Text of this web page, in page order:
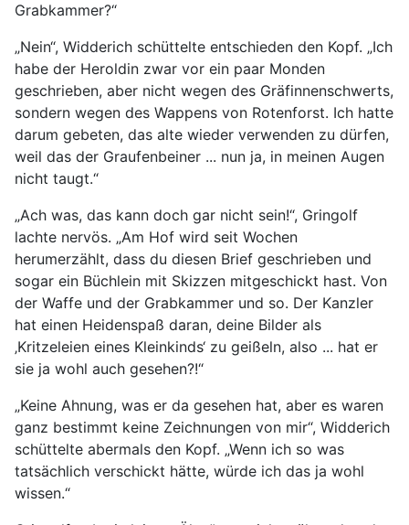
Grabkammer?“
„Nein“, Widderich schüttelte entschieden den Kopf. „Ich
habe der Heroldin zwar vor ein paar Monden
geschrieben, aber nicht wegen des Gräfinnenschwerts,
sondern wegen des Wappens von Rotenforst. Ich hatte
darum gebeten, das alte wieder verwenden zu dürfen,
weil das der Graufenbeiner ... nun ja, in meinen Augen
nicht taugt.“
„Ach was, das kann doch gar nicht sein!“, Gringolf
lachte nervös. „Am Hof wird seit Wochen
herumerzählt, dass du diesen Brief geschrieben und
sogar ein Büchlein mit Skizzen mitgeschickt hast. Von
der Waffe und der Grabkammer und so. Der Kanzler
hat einen Heidenspaß daran, deine Bilder als
‚Kritzeleien eines Kleinkinds‘ zu geißeln, also ... hat er
sie ja wohl auch gesehen?!“
„Keine Ahnung, was er da gesehen hat, aber es waren
ganz bestimmt keine Zeichnungen von mir“, Widderich
schüttelte abermals den Kopf. „Wenn ich so was
tatsächlich verschickt hätte, würde ich das ja wohl
wissen.“